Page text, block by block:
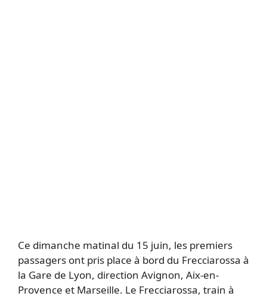
Ce dimanche matinal du 15 juin, les premiers
passagers ont pris place à bord du Frecciarossa à
la Gare de Lyon, direction Avignon, Aix-en-
Provence et Marseille. Le Frecciarossa, train à